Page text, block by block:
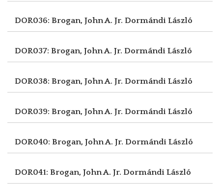
DOR036: Brogan, John A. Jr. Dormándi László
DOR037: Brogan, John A. Jr. Dormándi László
DOR038: Brogan, John A. Jr. Dormándi László
DOR039: Brogan, John A. Jr. Dormándi László
DOR040: Brogan, John A. Jr. Dormándi László
DOR041: Brogan, John A. Jr. Dormándi László